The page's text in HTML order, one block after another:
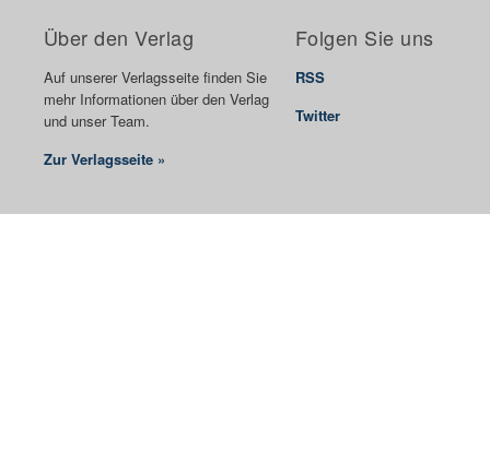
Über den Verlag
Auf unserer Verlagsseite finden Sie
mehr Informationen über den Verlag
und unser Team.
Zur Verlagsseite »
Folgen Sie uns
RSS
Twitter